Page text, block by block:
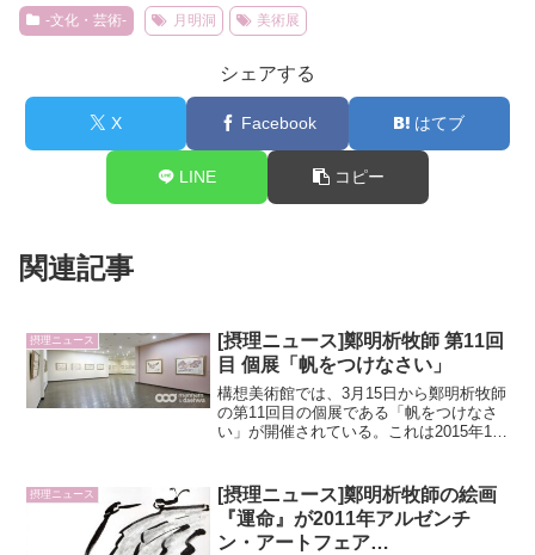
-文化・芸術- 月明洞 美術展
シェアする
X Facebook はてブ
LINE コピー
関連記事
摂理ニュース
[摂理ニュース]鄭明析牧師 第11回
目 個展「帆をつけなさい」
構想美術館では、3月15日から鄭明析牧師
の第11回目の個展である「帆をつけなさ
い」が開催されている。これは2015年1月
というテーマで鷲を帆として表現し、躍
動感溢れる...
摂理ニュース
[摂理ニュース]鄭明析牧師の絵画
『運命』が2011年アルゼンチ
ン・アートフェア